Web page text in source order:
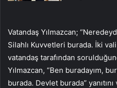
Vatandaş Yılmazcan;
Silahlı Kuvvetleri burada. İki
vatandaş tarafından
Yılmazcan, “Ben buradayım,
burada. Devlet burada” yanıtını